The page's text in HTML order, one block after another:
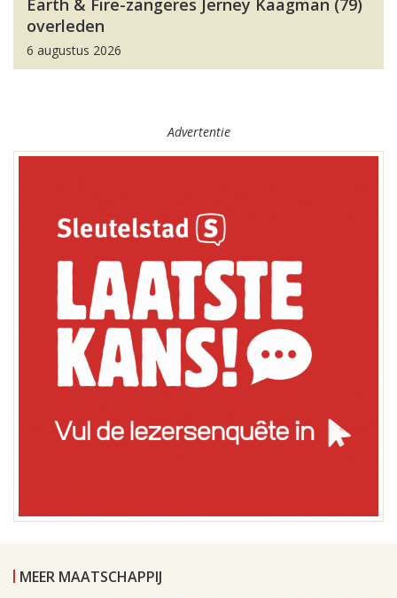
Earth & Fire-zangeres Jerney Kaagman (79)
overleden
6 augustus 2026
Advertentie
MEER MAATSCHAPPIJ